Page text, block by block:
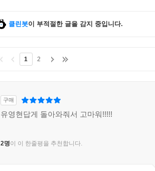
클린봇이 부적절한 글을 감지 중입니다.
1 2
구매
유영현답게 돌아와줘서 고마워!!!!!
2명이 이 한줄평을 추천합니다.